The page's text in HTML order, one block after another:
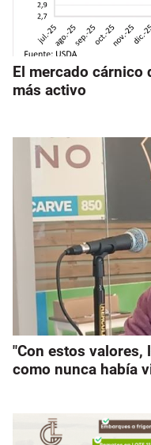
El mercado cárnico
más activo
"Con estos valores,
como nunca había